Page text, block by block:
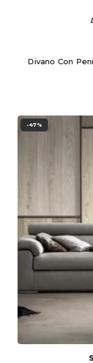
Divano Con
-47%